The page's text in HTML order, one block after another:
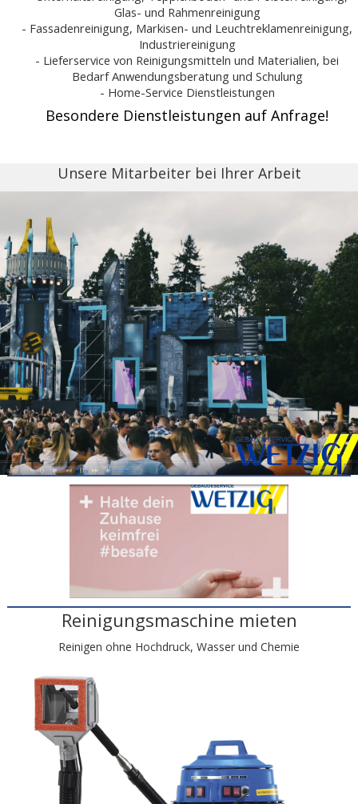
Glas- und Rahmenreinigung
- Fassadenreinigung, Markisen- und Leuchtreklamenreinigung,
Industriereinigung
- Lieferservice von Reinigungsmitteln und Materialien, bei
Bedarf Anwendungsberatung und Schulung
- Home-Service Dienstleistungen
Besondere Dienstleistungen auf Anfrage!
Unsere Mitarbeiter bei Ihrer Arbeit
Reinigungsmaschine mieten
Reinigen ohne Hochdruck, Wasser und Chemie